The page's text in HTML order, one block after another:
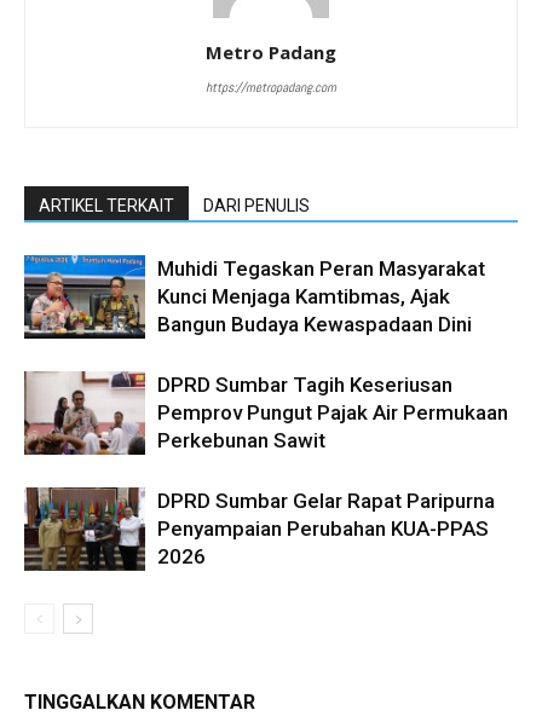
Metro Padang
https://metropadang.com
ARTIKEL TERKAIT DARI PENULIS
Muhidi Tegaskan Peran Masyarakat
Kunci Menjaga Kamtibmas, Ajak
Bangun Budaya Kewaspadaan Dini
DPRD Sumbar Tagih Keseriusan
Pemprov Pungut Pajak Air Permukaan
Perkebunan Sawit
DPRD Sumbar Gelar Rapat Paripurna
Penyampaian Perubahan KUA-PPAS
2026
TINGGALKAN KOMENTAR